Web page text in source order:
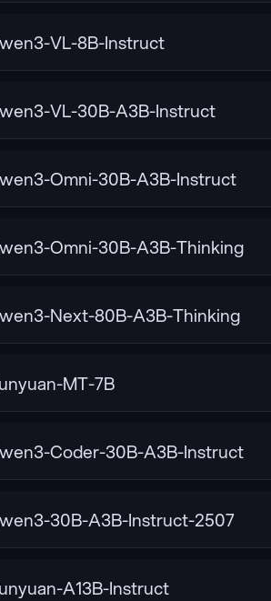
VL-8B-Instruct
VL-30B-A3B-Instruct
Omni-30B-A3B-Instruct
Omni-30B-A3B-Thinking
Next-80B-A3B-Thinking
MT-7B
Coder-30B-A3B-Instruct
30B-A3B-Instruct-2507
A13B-Instruct